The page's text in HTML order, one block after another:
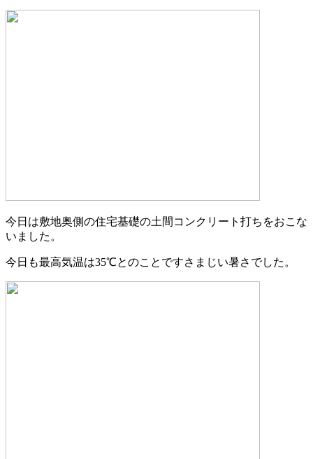
今日は敷地奥側の住宅基礎の土間コンクリート打ちをおこな
いました。
今日も最高気温は35℃とのことですさまじい暑さでした。